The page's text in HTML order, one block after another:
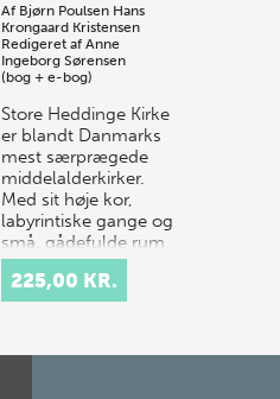
Af Bjørn Poulsen Hans
Krongaard Kristensen
Redigeret af Anne
Ingeborg Sørensen
(bog + e-bog)
Store Heddinge Kirke
er blandt Danmarks
mest særprægede
middelalderkirker.
Med sit høje kor,
labyrintiske gange og
små, gådefulde rum
samt det ottekan…
225,00 KR.